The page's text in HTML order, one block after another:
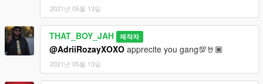
2021년 05월 13일
THAT_BOY_JAH 제작자
@AdriiRozayXOXO apprecite you gang💯🤘🏾
2021년 05월 13일